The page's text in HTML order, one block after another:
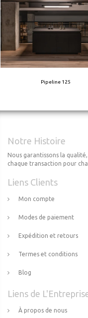
Pipeline 125
Notre Histoire
Nous garantissons la
chaque transaction pour
Liens Clients
Mon compte
Modes de paiement
Expédition et retours
Termes et conditions
Blog
Liens de
À propos de nous